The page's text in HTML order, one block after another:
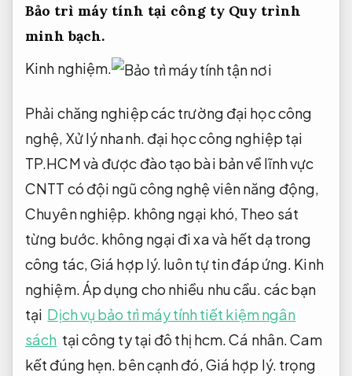
Bảo trì máy tính tại công ty Quy trình
minh bạch.
Kinh nghiệm.
Phải chăng nghiệp các trường đại học công
nghệ, Xử lý nhanh. đại học công nghiệp tại
TP.HCM và được đào tạo bài bản về lĩnh vực
CNTT có đội ngũ công nghệ viên năng động,
Chuyên nghiệp. không ngại khó, Theo sát
từng bước. không ngại đi xa và hết dạ trong
công tác,Giá hợp lý. luôn tự tin đáp ứng. Kinh
nghiệm.Áp dụng cho nhiều nhu cầu. các bạn
tại Dịch vụ bảo trì máy tính tiết kiệm ngân
sách tại công ty tại đô thị hcm.Cá nhân.Cam
kết đúng hẹn. bên cạnh đó,Giá hợp lý. trọng